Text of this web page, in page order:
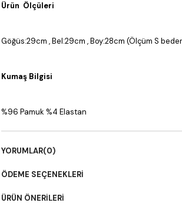
Ürün Ölçüleri
Göğüs:29cm , Bel:29cm , Boy:28cm (Ölçüm S
Kumaş Bilgisi
%96 Pamuk %4 Elastan
YORUMLAR(0)
ÖDEME SEÇENEKLERI
ÜRÜN ÖNERILERI